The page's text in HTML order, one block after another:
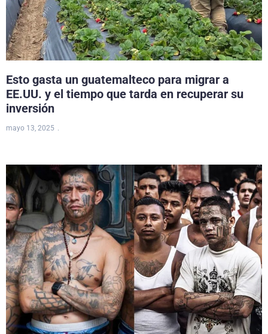
Esto gasta un guatemalteco para migrar a
EE.UU. y el tiempo que tarda en recuperar su
inversión
mayo 13, 2025